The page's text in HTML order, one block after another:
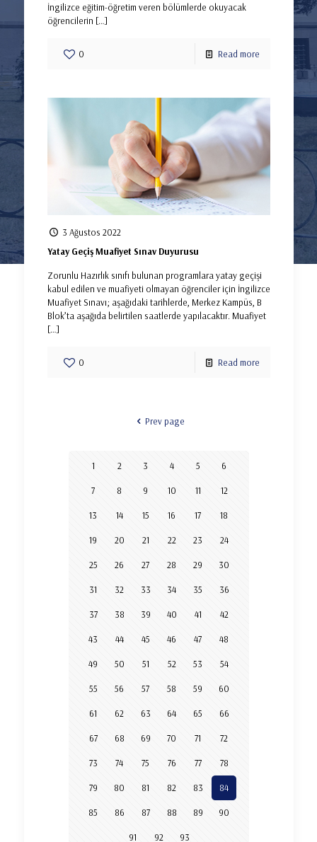
İngilizce eğitim-öğretim veren bölümlerde okuyacak
öğrencilerin […]
0 Read more
3 Ağustos 2022
Yatay Geçiş Muafiyet Sınav Duyurusu
Zorunlu Hazırlık sınıfı bulunan programlara yatay geçişi
kabul edilen ve muafiyeti olmayan öğrenciler için İngilizce
Muafiyet Sınavı; aşağıdaki tarihlerde, Merkez Kampüs, B
Blok’ta aşağıda belirtilen saatlerde yapılacaktır. Muafiyet
[…]
0 Read more
Prev page
1 2 3 4 5 6
7 8 9 10 11 12
13 14 15 16 17 18
19 20 21 22 23 24
25 26 27 28 29 30
31 32 33 34 35 36
37 38 39 40 41 42
43 44 45 46 47 48
49 50 51 52 53 54
55 56 57 58 59 60
61 62 63 64 65 66
67 68 69 70 71 72
73 74 75 76 77 78
79 80 81 82 83 84
85 86 87 88 89 90
91 92 93